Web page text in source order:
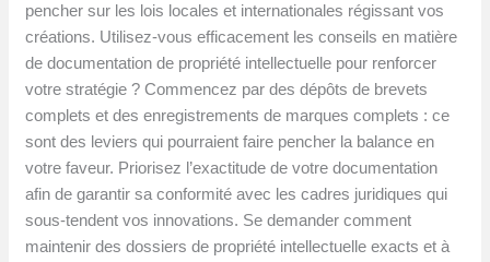
pencher sur les lois locales et internationales régissant vos
créations. Utilisez-vous efficacement les conseils en matière
de documentation de propriété intellectuelle pour renforcer
votre stratégie ? Commencez par des dépôts de brevets
complets et des enregistrements de marques complets : ce
sont des leviers qui pourraient faire pencher la balance en
votre faveur. Priorisez l’exactitude de votre documentation
afin de garantir sa conformité avec les cadres juridiques qui
sous-tendent vos innovations. Se demander comment
maintenir des dossiers de propriété intellectuelle exacts et à